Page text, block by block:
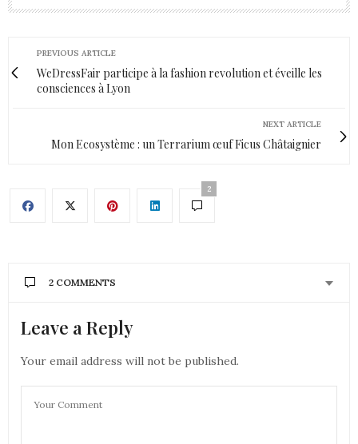
PREVIOUS ARTICLE
WeDressFair participe à la fashion revolution et éveille les
consciences à Lyon
NEXT ARTICLE
Mon Ecosystème : un Terrarium œuf Ficus Châtaignier
2
2 COMMENTS
AURÉLIE - MOUNETTE
18 AVRIL 2019 À 9 H 36 MIN
Super recette, moi qui aime le miel en plus!
Je vais essayer de la faire,
bises
Aurélie
Leave a Reply
Your email address will not be published.